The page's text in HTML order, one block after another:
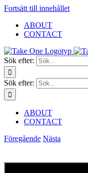
Fortsätt till innehållet
ABOUT
CONTACT
Sök efter:
Sök efter:
ABOUT
CONTACT
Föregående Nästa